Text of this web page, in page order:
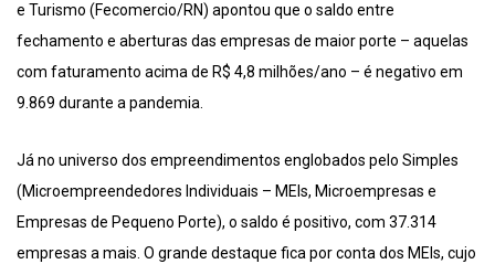
e Turismo (Fecomercio/RN) apontou que o saldo entre
fechamento e aberturas das empresas de maior porte – aquelas
com faturamento acima de R$ 4,8 milhões/ano – é negativo em
9.869 durante a pandemia.
Já no universo dos empreendimentos englobados pelo Simples
(Microempreendedores Individuais – MEIs, Microempresas e
Empresas de Pequeno Porte), o saldo é positivo, com 37.314
empresas a mais. O grande destaque fica por conta dos MEIs, cujo